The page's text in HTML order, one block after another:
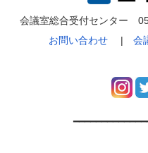
会議室総合受付センター
お問い合わせ| 会